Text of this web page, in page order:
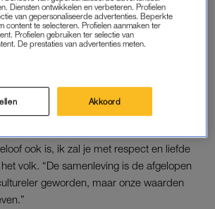
LIEFDE
plechtig om ‘de rest van zijn leven de
ook is, ik zal je met respect en liefde
volk. “De samenleving is de afgelopen
geworden, maar onze waarden
Diensten ontwikkelen en verbeteren. Profielen
van gepersonaliseerde advertenties. Beperkte
content te selecteren. Profielen aanmaken ter
Profielen gebruiken ter selectie van
De prestaties van advertenties meten.
Akkoord